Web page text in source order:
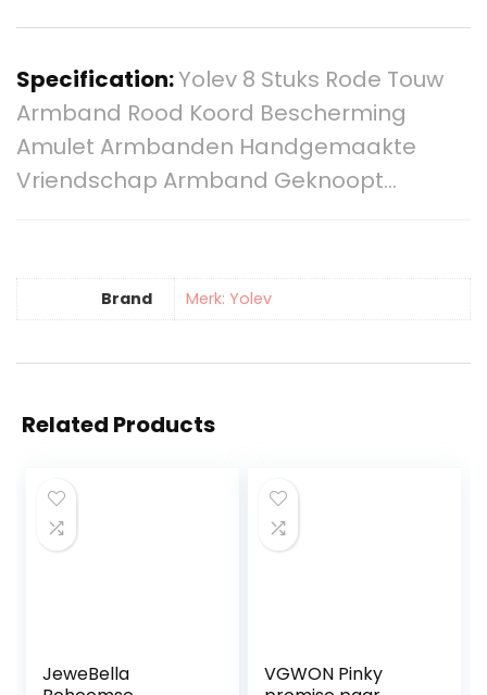
Specification:Yolev 8 Stuks Rode Touw
Armband Rood Koord Bescherming
Amulet Armbanden Handgemaakte
Vriendschap Armband Geknoopt…
Brand Merk: Yolev
Related Products
JeweBella
VGWON Pinky